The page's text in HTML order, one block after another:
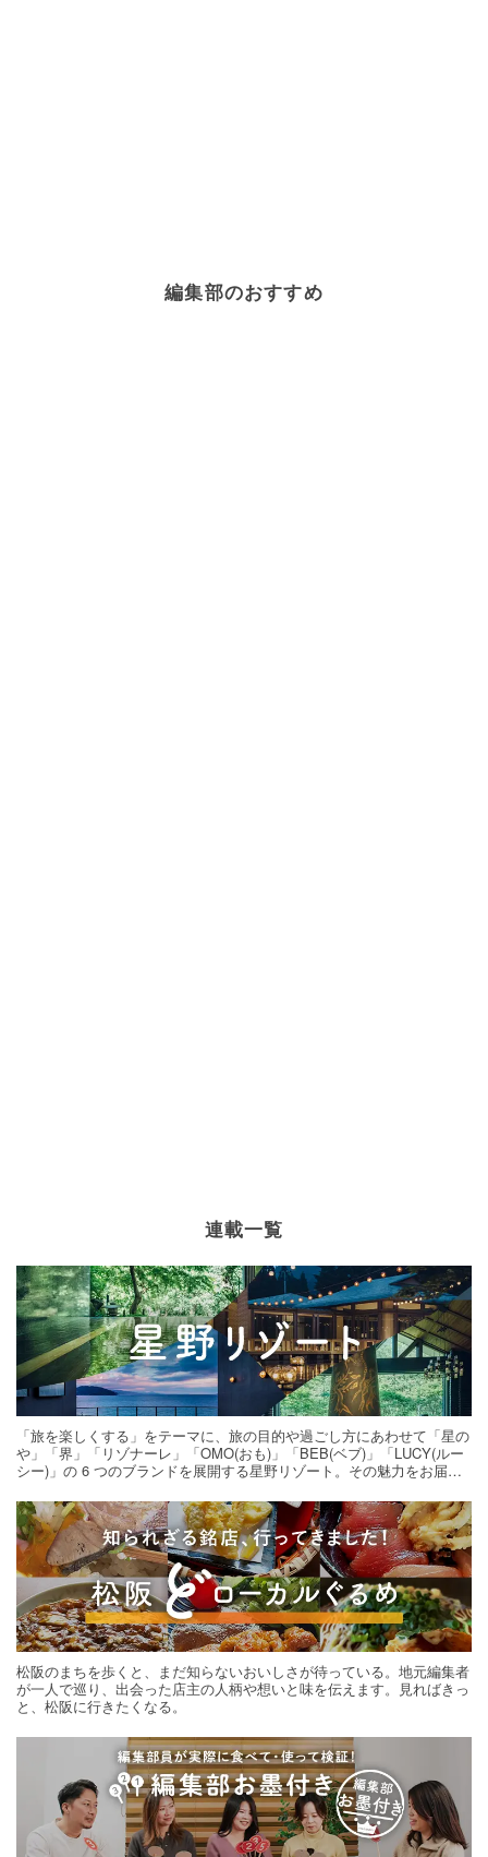
編集部のおすすめ
連載一覧
「旅を楽しくする」をテーマに、旅の目的や過ごし方にあわせて「星の
や」「界」「リゾナーレ」「OMO(おも)」「BEB(ベブ)」「LUCY(ルー
シー)」の 6 つのブランドを展開する星野リゾート。その魅力をお届け
松阪のまちを歩くと、まだ知らないおいしさが待っている。地元編集者
が一人で巡り、出会った店主の人柄や想いと味を伝えます。見ればきっ
と、松阪に行きたくなる。